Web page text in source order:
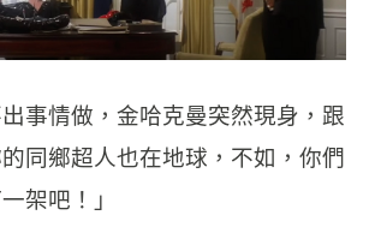
事情做，金哈克曼突然現身，跟
同鄉超人也在地球，不如，你們
架吧！」